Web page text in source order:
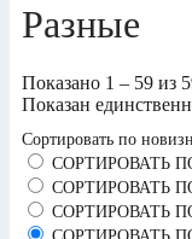
Разные
Показано 1 – 59 из
Показан
Сортировать по
СОРТИРОВАТЬ
СОРТИРОВАТЬ
СОРТИРОВАТЬ